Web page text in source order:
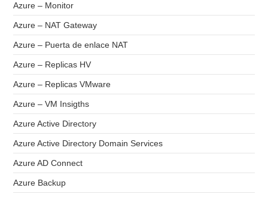
Azure – Monitor
Azure – NAT Gateway
Azure – Puerta de enlace NAT
Azure – Replicas HV
Azure – Replicas VMware
Azure – VM Insigths
Azure Active Directory
Azure Active Directory Domain Services
Azure AD Connect
Azure Backup